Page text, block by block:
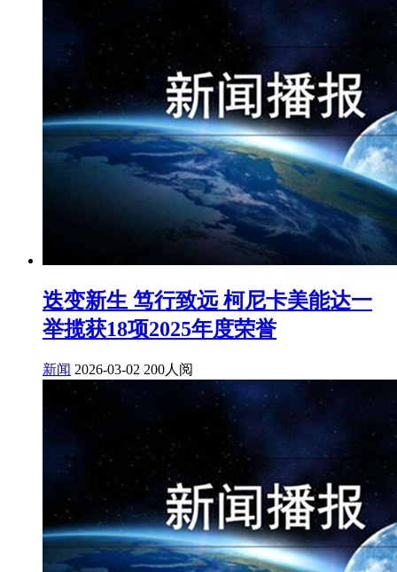
迭变新生 笃行致远 柯尼卡美能达一
举揽获18项2025年度荣誉
新闻 2026-03-02 200人阅